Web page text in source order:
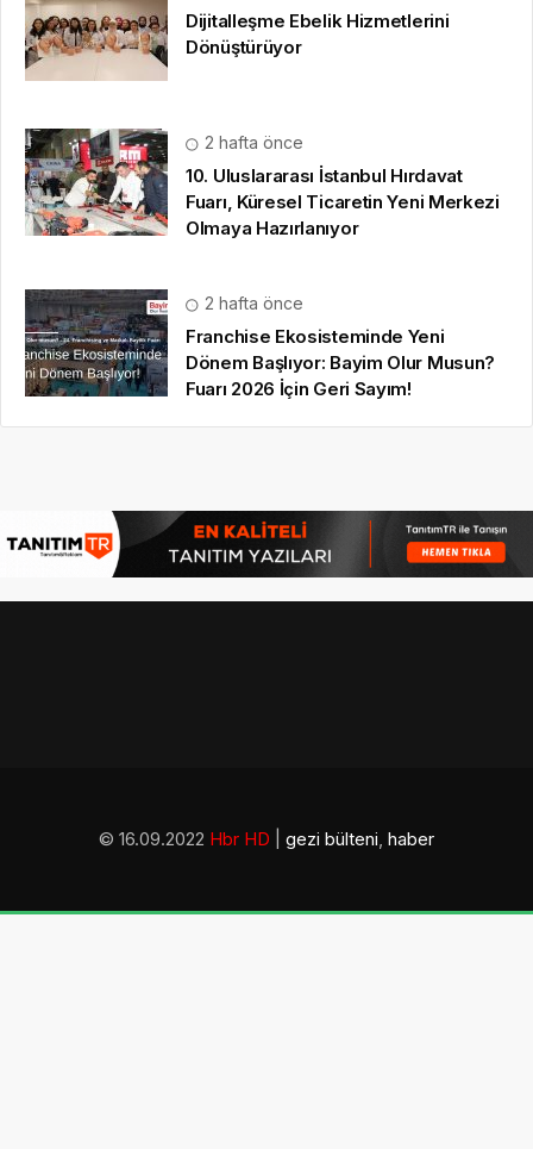
Dijitalleşme Ebelik Hizmetlerini
Dönüştürüyor
2 hafta önce
10. Uluslararası İstanbul Hırdavat
Fuarı, Küresel Ticaretin Yeni Merkezi
Olmaya Hazırlanıyor
2 hafta önce
Franchise Ekosisteminde Yeni
Dönem Başlıyor: Bayim Olur Musun?
Fuarı 2026 İçin Geri Sayım!
© 16.09.2022 Hbr HD gezi bülteni, haber